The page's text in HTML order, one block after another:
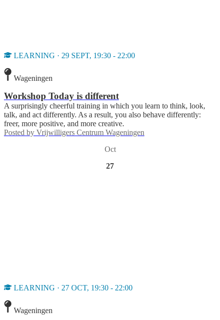
LEARNING · 29 SEPT, 19:30 - 22:00
Wageningen
Workshop Today is different
A surprisingly cheerful training in which you learn to think, look,
talk, and act differently. As a result, you also behave differently:
freer, more positive, and more creative.
Posted by Vrijwilligers Centrum Wageningen
Oct
27
LEARNING · 27 OCT, 19:30 - 22:00
Wageningen